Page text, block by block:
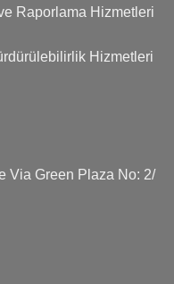
Raporlama Hizmetleri
Hizmetleri
Via Green Plaza No: 2/